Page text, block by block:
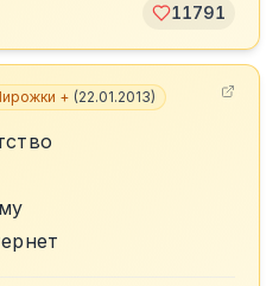
11791
+ (22.01.2013)